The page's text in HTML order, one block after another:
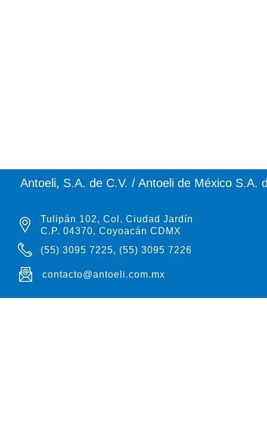
Antoeli, S.A. de C.V. / Antoeli de México S.A.
Tulipán 102, Col. Ciudad Jardín
C.P. 04370, Coyoacán CDMX
(55) 3095 7225, (55) 3095 7226
contacto@antoeli.com.mx